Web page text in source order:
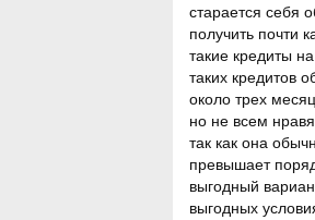
старается себя
получить почти
такие кредиты
таких кредитов
около трех
но не всем
так как она
превышает
выгодный
выгодных